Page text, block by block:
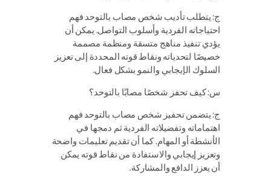
ج: يتطلب تأديب شخص مصاب بالتوحد فهم
احتياجاته الفردية وأسلوب التواصل. يمكن أن
يؤدي تنفيذ مناهج متسقة ومنظمة مصممة
خصيصًا لتحدياته ونقاط قوته المحددة إلى تعزيز
السلوك الإيجابي والنمو بشكل فعال.
س: كيف تحفز شخصًا مصابًا بالتوحد؟
ج: يتضمن تحفيز شخص مصاب بالتوحد فهم
اهتماماته وتفضيلاته الفردية ثم دمجها في
الأنشطة أو المهام. كما أن تقديم تعليمات واضحة
وتعزيز إيجابي والاستفادة من نقاط قوته يمكن
أن يعزز الدافع والمشاركة.